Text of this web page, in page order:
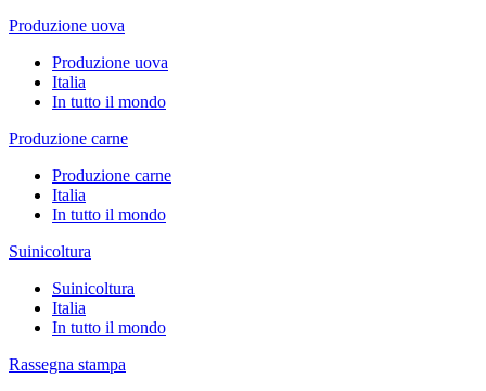
Produzione uova
Produzione uova
Italia
In tutto il mondo
Produzione carne
Produzione carne
Italia
In tutto il mondo
Suinicoltura
Suinicoltura
Italia
In tutto il mondo
Rassegna stampa